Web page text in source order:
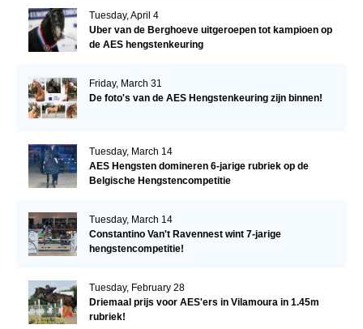
Tuesday, April 4
Uber van de Berghoeve uitgeroepen tot kampioen op
de AES hengstenkeuring
Friday, March 31
De foto's van de AES Hengstenkeuring zijn binnen!
Tuesday, March 14
AES Hengsten domineren 6-jarige rubriek op de
Belgische Hengstencompetitie
Tuesday, March 14
Constantino Van't Ravennest wint 7-jarige
hengstencompetitie!
Tuesday, February 28
Driemaal prijs voor AES'ers in Vilamoura in 1.45m
rubriek!